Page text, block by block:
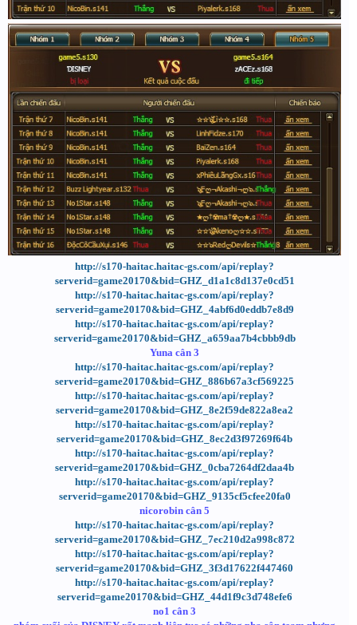
http://s170-haitac.haitac-gs.com/api/replay?
serverid=game20170&bid=GHZ_d1a1c8d137e0cd51
http://s170-haitac.haitac-gs.com/api/replay?
serverid=game20170&bid=GHZ_4abf6d0eddb7e8d9
http://s170-haitac.haitac-gs.com/api/replay?
serverid=game20170&bid=GHZ_a659aa7b4cbbb9db
Yuna cân 3
http://s170-haitac.haitac-gs.com/api/replay?
serverid=game20170&bid=GHZ_886b67a3cf569225
http://s170-haitac.haitac-gs.com/api/replay?
serverid=game20170&bid=GHZ_8e2f59de822a8ea2
http://s170-haitac.haitac-gs.com/api/replay?
serverid=game20170&bid=GHZ_8ec2d3f97269f64b
http://s170-haitac.haitac-gs.com/api/replay?
serverid=game20170&bid=GHZ_0cba7264df2daa4b
http://s170-haitac.haitac-gs.com/api/replay?
serverid=game20170&bid=GHZ_9135cf5cfee20fa0
nicorobin cân 5
http://s170-haitac.haitac-gs.com/api/replay?
serverid=game20170&bid=GHZ_7ec210d2a998c872
http://s170-haitac.haitac-gs.com/api/replay?
serverid=game20170&bid=GHZ_3f3d17622f447460
http://s170-haitac.haitac-gs.com/api/replay?
serverid=game20170&bid=GHZ_44d1f9c3d748efe6
no1 cân 3